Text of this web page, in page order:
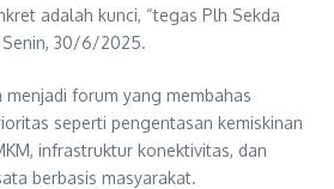
adalah kunci, “tegas Plh Sekda
Senin, 30/6/2025.
forum yang membahas
seperti pengentasan kemiskinan
infrastruktur konektivitas, dan
berbasis masyarakat.